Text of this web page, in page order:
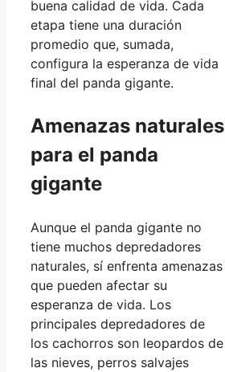
buena calidad de vida. Cada
etapa tiene una duración
promedio que, sumada,
configura la esperanza de vida
final del panda gigante.
Amenazas naturales
para el panda
gigante
Aunque el panda gigante no
tiene muchos depredadores
naturales, sí enfrenta amenazas
que pueden afectar su
esperanza de vida. Los
principales depredadores de
los cachorros son leopardos de
las nieves, perros salvajes